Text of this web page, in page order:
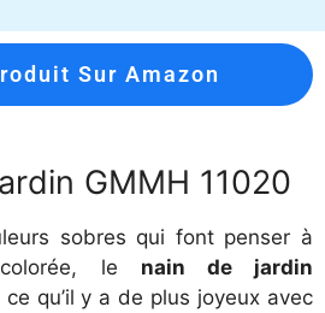
Sur Amazon
GMMH 11020
sobres qui font penser à
le nain de jardin
qu’il y a de plus joyeux avec